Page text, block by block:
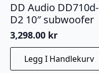
DD Audio DD710d-
D2 10″ subwoofer
3,298.00 kr
Legg I Handlekurv